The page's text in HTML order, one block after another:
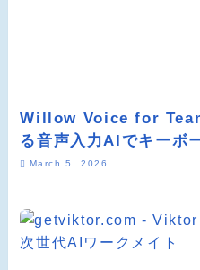
Willow Voice for
る音声入力AIでキーボ
March 5, 2026